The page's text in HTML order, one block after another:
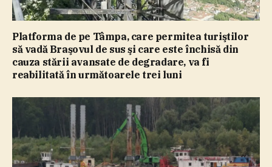
Platforma de pe Tâmpa, care permitea turiştilor
să vadă Braşovul de sus şi care este închisă din
cauza stării avansate de degradare, va fi
reabilitată în următoarele trei luni